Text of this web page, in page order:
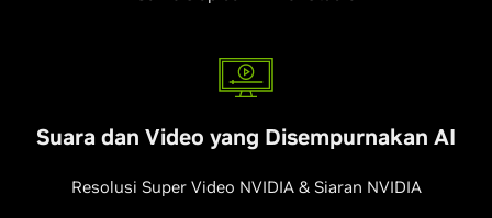
Suara dan Video yang Disempurnakan AI
Resolusi Super Video NVIDIA & Siaran NVIDIA